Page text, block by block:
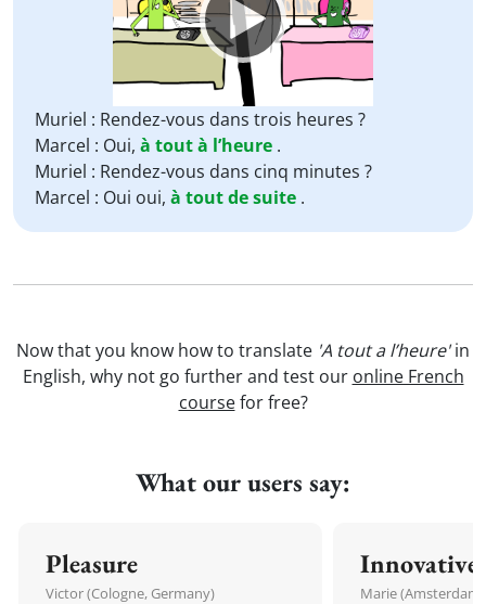
Muriel : Rendez-vous dans trois heures ?
Marcel : Oui, à tout à l’heure .
Muriel : Rendez-vous dans cinq minutes ?
Marcel : Oui oui, à tout de suite .
Now that you know how to translate 'A tout a l’heure'in
English, why not go further and test our online French
coursefor free?
What our users say:
Pleasure
Victor (Cologne, Germany)
Innovative
Marie